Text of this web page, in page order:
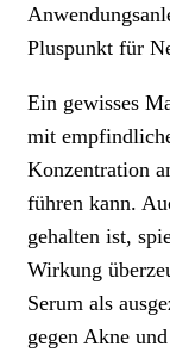
Pluspunkt für
Ein gewisses
mit
Konzentration
führen kann.
gehalten ist,
Wirkung
Serum als
gegen Akne